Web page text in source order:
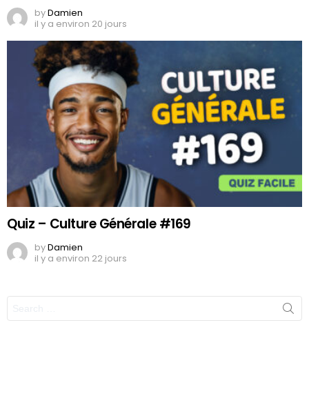
byDamien
il y a environ 20 jours
Quiz – Culture Générale #169
byDamien
il y a environ 22 jours